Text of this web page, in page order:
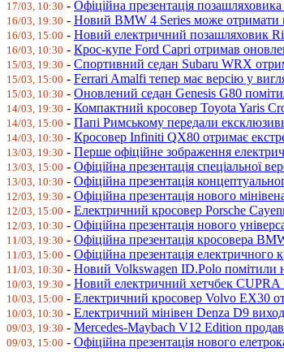
17/03, 10:30 - Офіційна презентація
16/03, 19:30 - Новий BMW 4 Series може
16/03, 15:00 - Новий електричний позашляховик
16/03, 10:30 - Крос-купе Ford Capri отримав
15/03, 19:30 - Спортивний седан Subaru WRX
15/03, 15:00 - Ferrari Amalfi тепер має версію у
15/03, 10:30 - Оновлений седан Genesis G80
14/03, 19:30 - Компактний кросовер Toyota Yaris
14/03, 15:00 - Папі Римському передали
14/03, 10:30 - Кросовер Infiniti QX80 отримає
13/03, 19:30 - Перше офіційне зображення
13/03, 15:00 - Офіційна презентація спеціальної
13/03, 10:30 - Офіційна презентація
12/03, 19:30 - Офіційна презентація нового
12/03, 15:00 - Електричний кросовер Porsche
12/03, 10:30 - Офіційна презентація нового
11/03, 19:30 - Офіційна презентація кросовера
11/03, 15:00 - Офіційна презентація
11/03, 10:30 - Новий Volkswagen ID.Polo
10/03, 19:30 - Новий електричний хетчбек
10/03, 15:00 - Електричний кросовер Volvo EX30
10/03, 10:30 - Електричний мінівен Denza D9
09/03, 19:30 - Mercedes-Maybach V12 Edition
09/03, 15:00 - Офіційна презентація нового